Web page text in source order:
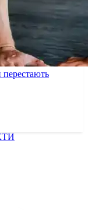
перестають